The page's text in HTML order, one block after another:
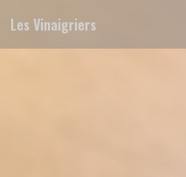
Les Vinaigriers